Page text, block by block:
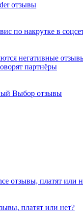
отзывы
по накрутке в
негативные
партнёры
Выбор отзывы
отзывы, платят или
платят или нет?